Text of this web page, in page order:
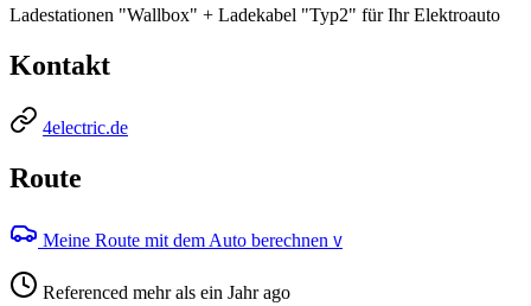
Ladestationen "Wallbox" + Ladekabel "Typ2" für Ihr Elektroauto
Kontakt
4electric.de
Route
Meine Route mit dem Auto berechnen V
Referenced mehr als ein Jahr ago